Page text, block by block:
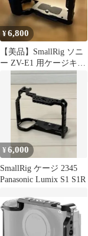
¥6,800
【美品】SmallRig ソニ
ー ZV-E1 用ケージキッ
¥6,000
SmallRig ケージ 2345
Panasonic Lumix S1 S1R